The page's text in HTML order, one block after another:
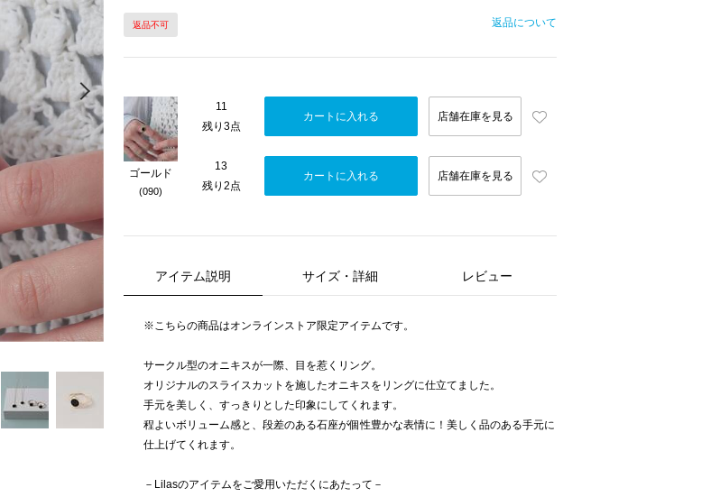
返品不可 返品について
ゴールド
(090)
11
残り3点
カートに入れる 店舗在庫を見る
13
残り2点
カートに入れる 店舗在庫を見る
アイテム説明 サイズ・詳細 レビュー
※こちらの商品はオンラインストア限定アイテムです。
サークル型のオニキスが一際、目を惹くリング。
オリジナルのスライスカットを施したオニキスをリングに仕立てました。
手元を美しく、すっきりとした印象にしてくれます。
程よいボリューム感と、段差のある石座が個性豊かな表情に！美しく品のある手元に
仕上げてくれます。
－Lilasのアイテムをご愛用いただくにあたって－